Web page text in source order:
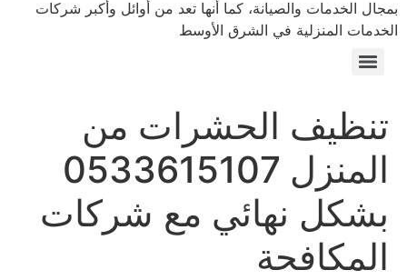
بمجال الخدمات والصيانة، كما أنها تعد من أوائل وأكبر شركات
الخدمات المنزلية في الشرق الأوسط
تنظيف الحشرات من
المنزل 0533615107
بشكل نهائي مع شركات
المكافحة